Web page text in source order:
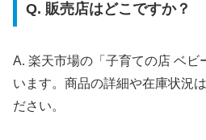
Q. 販売店はどこですか？
A. 楽天市場の「子育ての店 ベビ
います。商品の詳細や在庫状況
ださい。